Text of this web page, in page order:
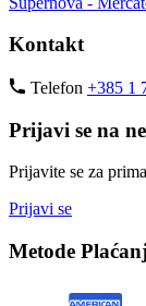
Kontakt
Telefon +385 1
Prijavi se na
Prijavite se za
Prijavi se
Metode